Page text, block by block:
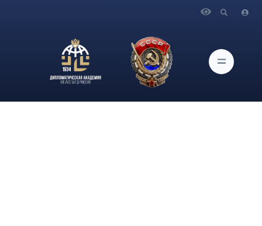
поддержке Исторического клуба СМД МИД России и
Патриотического клуба «Я Горжусь!» Дипломатической
академии МИД России состоялась лекция «Историческая
правда. История как поле боя за суверенитет».